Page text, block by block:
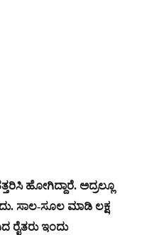
ಹೋಗಿದ್ದಾರೆ. ಅದ್ರಲ್ಲೂ
ಸಾಲ-ಸೂಲ ಮಾಡಿ ಲಕ್ಷ
ಇಂದು